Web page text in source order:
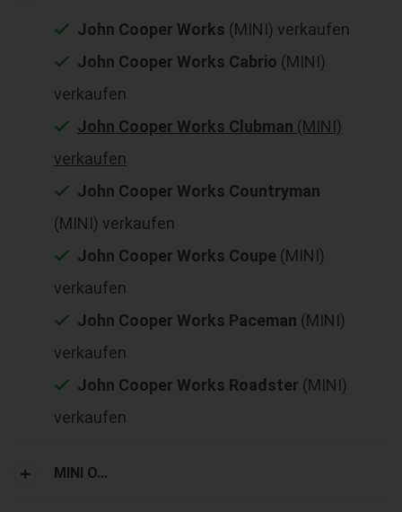
John Cooper Works (MINI) verkaufen
John Cooper Works Cabrio (MINI)
verkaufen
John Cooper Works Clubman (MINI)
verkaufen
John Cooper Works Countryman
(MINI) verkaufen
John Cooper Works Coupe (MINI)
verkaufen
John Cooper Works Paceman (MINI)
verkaufen
John Cooper Works Roadster (MINI)
verkaufen
MINI O...